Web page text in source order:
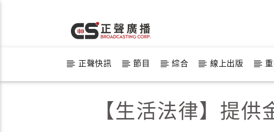
正聲快訊 節目 綜合 線上出版
【生活法律】提